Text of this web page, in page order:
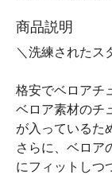
商品説明
＼洗練されたス
格安でベロアチ
ベロア素材のチ
が入っているた
さらに、ベロア
にフィットしつ